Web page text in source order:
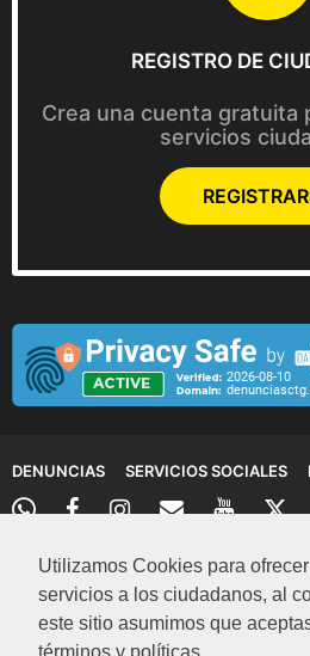
Utilizamos Cookies para
servicios a los ciudadanos, al
este sitio asumimos que
términos y políticas.
REGISTRO DE
Crea una cuenta gratuita
servicios
DENUNCIAS SERVICIOS SOCIALES
© 2026 Denuncias Cartagena: